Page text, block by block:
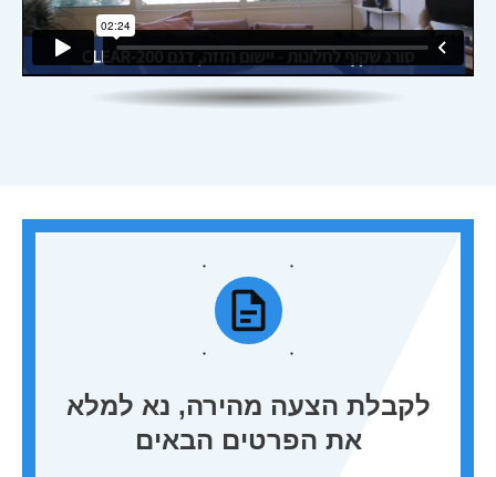
לקבלת הצעה מהירה, נא למלא
את הפרטים הבאים